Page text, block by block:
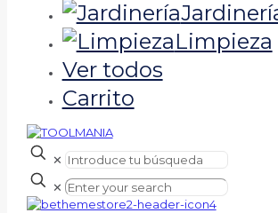
Limpieza
Ver todos
Carrito
✕
✕